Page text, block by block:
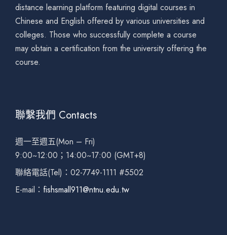
distance learning platform featuring digital courses in
Chinese and English offered by various universities and
colleges. Those who successfully complete a course
may obtain a certification from the university offering the
course.
聯繫我們 Contacts
週一至週五(Mon – Fri)
9:00~12:00；14:00~17:00 (GMT+8)
聯絡電話(Tel)：02-7749-1111 #5502
E-mail： fishsmall911@ntnu.edu.tw